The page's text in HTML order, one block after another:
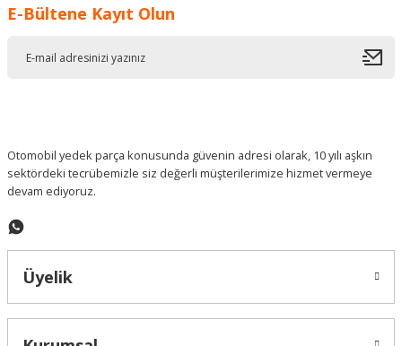
Ürün resmi kalitesiz, bozuk veya görüntülenemiyor.
E-Bültene Kayıt Olun
Otomobil yedek parça konusunda güvenin adresi olarak, 10 yılı aşkın
sektördeki tecrübemizle siz değerli müşterilerimize hizmet vermeye
devam ediyoruz.
Üyelik